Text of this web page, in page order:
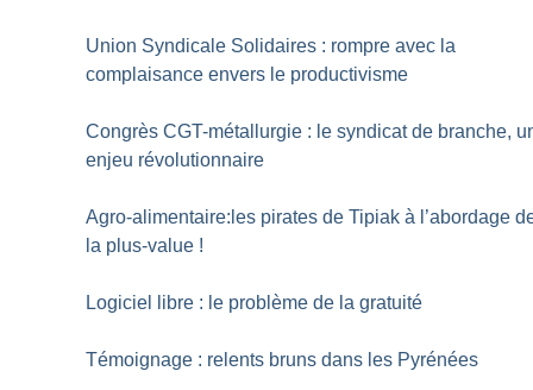
Union Syndicale Solidaires : rompre avec la
complaisance envers le productivisme
Congrès CGT-métallurgie : le syndicat de branche,
enjeu révolutionnaire
Agro-alimentaire:les pirates de Tipiak à l’abordage
la plus-value !
Logiciel libre : le problème de la gratuité
Témoignage : relents bruns dans les Pyrénées